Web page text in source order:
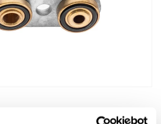
podłączenia do sprężarek